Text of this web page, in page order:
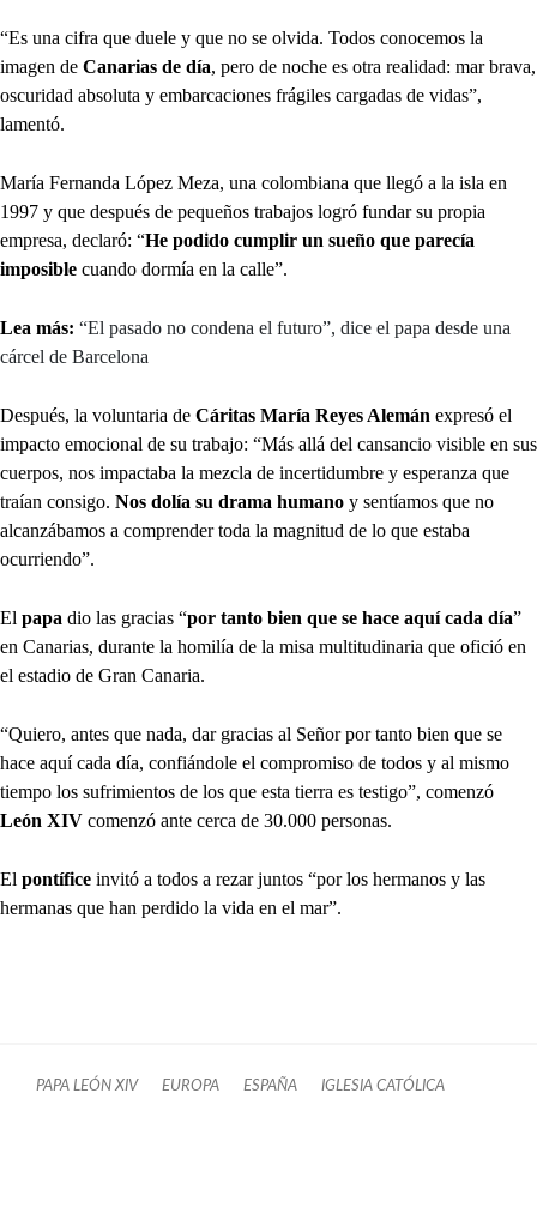
“Es una cifra que duele y que no se olvida. Todos conocemos la
imagen de Canarias de día, pero de noche es otra realidad: mar brava,
oscuridad absoluta y embarcaciones frágiles cargadas de vidas”,
lamentó.
María Fernanda López Meza, una colombiana que llegó a la isla en
1997 y que después de pequeños trabajos logró fundar su propia
empresa, declaró: “He podido cumplir un sueño que parecía
imposible cuando dormía en la calle”.
Lea más: “El pasado no condena el futuro”, dice el papa desde una
cárcel de Barcelona
Después, la voluntaria de Cáritas María Reyes Alemán expresó el
impacto emocional de su trabajo: “Más allá del cansancio visible en sus
cuerpos, nos impactaba la mezcla de incertidumbre y esperanza que
traían consigo. Nos dolía su drama humano y sentíamos que no
alcanzábamos a comprender toda la magnitud de lo que estaba
ocurriendo”.
El papa dio las gracias “por tanto bien que se hace aquí cada día”
en Canarias, durante la homilía de la misa multitudinaria que ofició en
el estadio de Gran Canaria.
“Quiero, antes que nada, dar gracias al Señor por tanto bien que se
hace aquí cada día, confiándole el compromiso de todos y al mismo
tiempo los sufrimientos de los que esta tierra es testigo”, comenzó
León XIV comenzó ante cerca de 30.000 personas.
El pontífice invitó a todos a rezar juntos “por los hermanos y las
hermanas que han perdido la vida en el mar”.
PAPA LEÓN XIV EUROPA ESPAÑA IGLESIA CATÓLICA